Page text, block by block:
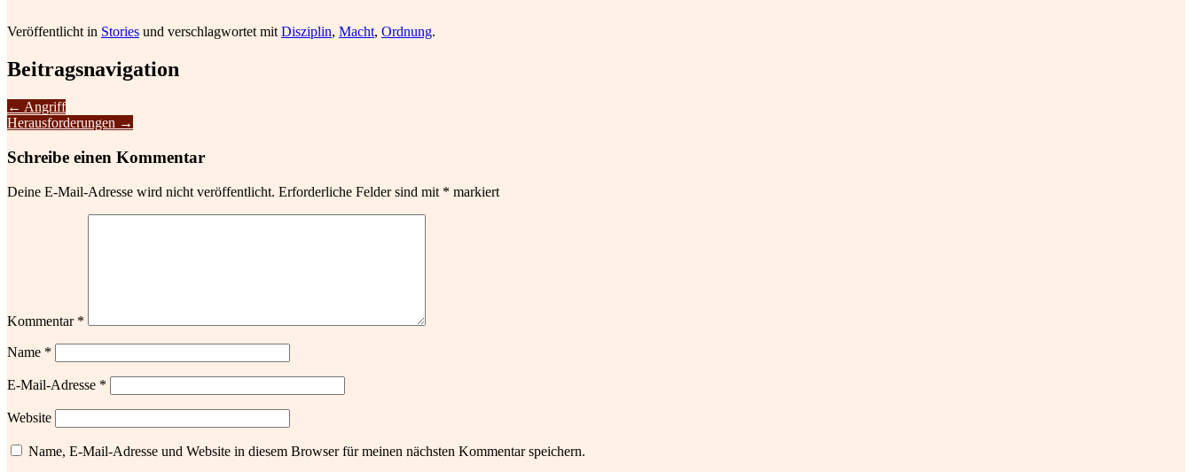
Veröffentlicht in Stories und verschlagwortet mitDisziplin, Macht, Ordnung.
Beitragsnavigation
← Angriff
Herausforderungen →
Schreibe einen Kommentar
Deine E-Mail-Adresse wird nicht veröffentlicht. Erforderliche Felder sind mit * markiert
Kommentar *
Name *
E-Mail-Adresse *
Website
Name, E-Mail-Adresse und Website in diesem Browser für meinen nächsten Kommentar speichern.